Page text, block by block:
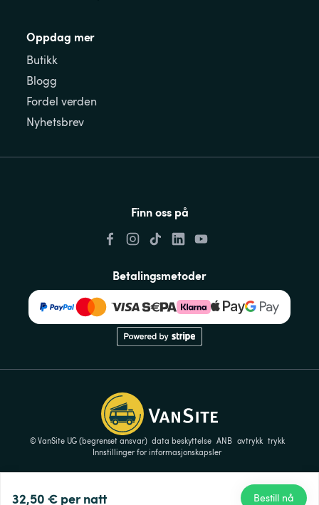
32,50 € per natt Bestill nå
Oppdag mer
Butikk
Blogg
Fordel verden
Nyhetsbrev
Finn oss på
Betalingsmetoder
© VanSite UG (begrenset ansvar) data beskyttelse ANB avtrykk trykk
Innstillinger for informasjonskapsler